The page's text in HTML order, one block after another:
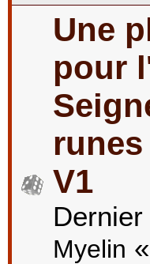
Une
pour
V1
Myelin «